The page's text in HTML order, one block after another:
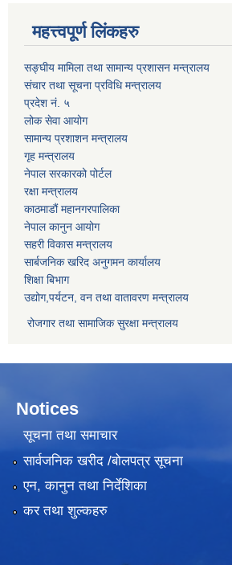
महत्त्वपूर्ण लिंकहरु
सङ्घीय मामिला तथा सामान्य प्रशासन मन्त्रालय
संचार तथा सूचना प्रविधि मन्त्रालय
प्रदेश नं. ५
लोक सेवा आयोग
सामान्य प्रशाशन मन्त्रालय
गृह मन्त्रालय
नेपाल सरकारको पोर्टल
रक्षा मन्त्रालय
काठमाडौं महानगरपालिका
नेपाल कानुन आयोग
सहरी विकास मन्त्रालय
सार्बजनिक खरिद अनुगमन कार्यालय
शिक्षा बिभाग
उद्योग,पर्यटन, वन तथा वातावरण मन्त्रालय
रोजगार तथा सामाजिक सुरक्षा मन्त्रालय
Notices
सूचना तथा समाचार
सार्वजनिक खरीद /बोलपत्र सूचना
एन, कानुन तथा निर्देशिका
कर तथा शुल्कहरु